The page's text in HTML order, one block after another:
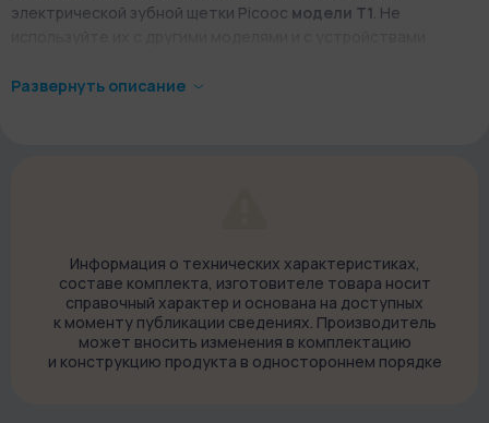
электрической зубной щетки Picooc модели T1. Не
Развернуть описание
Информация о технических характеристиках,
составе комплекта, изготовителе товара носит
справочный характер и основана на доступных
к моменту публикации сведениях. Производитель
может вносить изменения в комплектацию
и конструкцию продукта в одностороннем порядке